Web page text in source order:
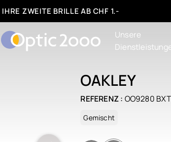
IHRE ZWEITE BRILLE AB CHF 1.-
Unsere
OAKLEY
REFERENZ : OO9280
Gemischt